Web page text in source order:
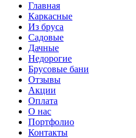
Главная
Каркасные
Из бруса
Садовые
Дачные
Недорогие
Брусовые бани
Отзывы
Акции
Оплата
О нас
Портфолио
Контакты